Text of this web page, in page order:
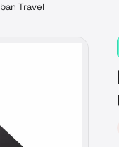
Travel